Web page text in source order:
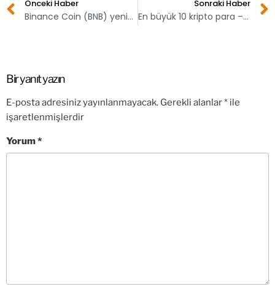
Önceki Haber
Binance Coin (BNB) yeniden 3. sırada!
Sonraki Haber
En büyük 10 kripto para – 21 Mart 2021
Bir yanıt yazın
E-posta adresiniz yayınlanmayacak. Gerekli alanlar* ile
işaretlenmişlerdir
Yorum*